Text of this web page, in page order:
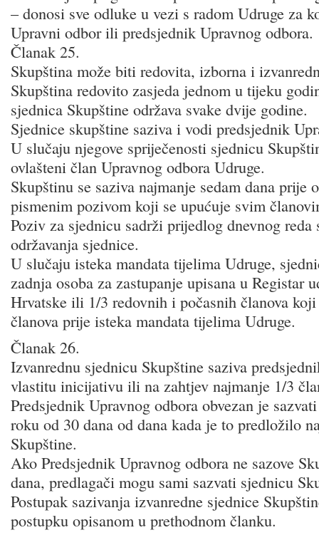
– donosi sve odluke u vezi s radom Udruge za
Upravni odbor ili predsjednik Upravnog odbora.
Članak 25.
Skupština može biti redovita, izborna i
Skupština redovito zasjeda jednom u tijeku
sjednica Skupštine održava svake dvije godine.
Sjednice skupštine saziva i vodi predsjednik
U slučaju njegove spriječenosti sjednicu
ovlašteni član Upravnog odbora Udruge.
Skupštinu se saziva najmanje sedam dana prije
pismenim pozivom koji se upućuje svim
Poziv za sjednicu sadrži prijedlog dnevnog
održavanja sjednice.
U slučaju isteka mandata tijelima Udruge,
zadnja osoba za zastupanje upisana u Registar
Hrvatske ili 1/3 redovnih i počasnih članova
članova prije isteka mandata tijelima Udruge.
Članak 26.
Izvanrednu sjednicu Skupštine saziva
vlastitu inicijativu ili na zahtjev najmanje 1/3
Predsjednik Upravnog odbora obvezan je
roku od 30 dana od dana kada je to predložilo
Skupštine.
Ako Predsjednik Upravnog odbora ne sazove
dana, predlagači mogu sami sazvati sjednicu
Postupak sazivanja izvanredne sjednice
postupku opisanom u prethodnom članku.